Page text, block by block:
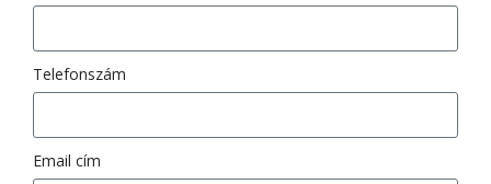
Telefonszám
Email cím